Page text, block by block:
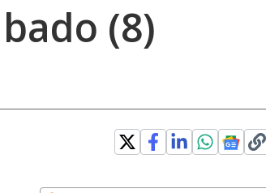
(8)